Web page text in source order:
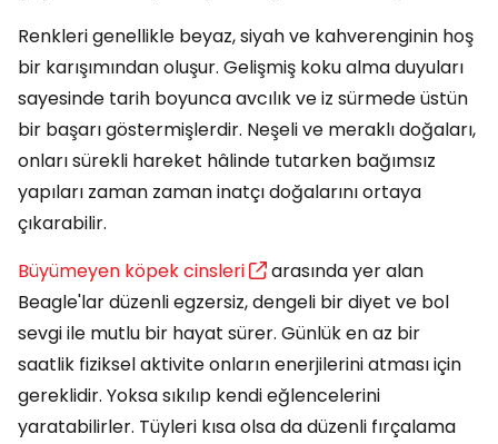
Renkleri genellikle beyaz, siyah ve kahverenginin hoş
bir karışımından oluşur. Gelişmiş koku alma duyuları
sayesinde tarih boyunca avcılık ve iz sürmede üstün
bir başarı göstermişlerdir. Neşeli ve meraklı doğaları,
onları sürekli hareket hâlinde tutarken bağımsız
yapıları zaman zaman inatçı doğalarını ortaya
çıkarabilir.
Büyümeyen köpek cinsleri
arasında yer alan
Beagle'lar düzenli egzersiz, dengeli bir diyet ve bol
sevgi ile mutlu bir hayat sürer. Günlük en az bir
saatlik fiziksel aktivite onların enerjilerini atması için
gereklidir. Yoksa sıkılıp kendi eğlencelerini
yaratabilirler. Tüyleri kısa olsa da düzenli fırçalama